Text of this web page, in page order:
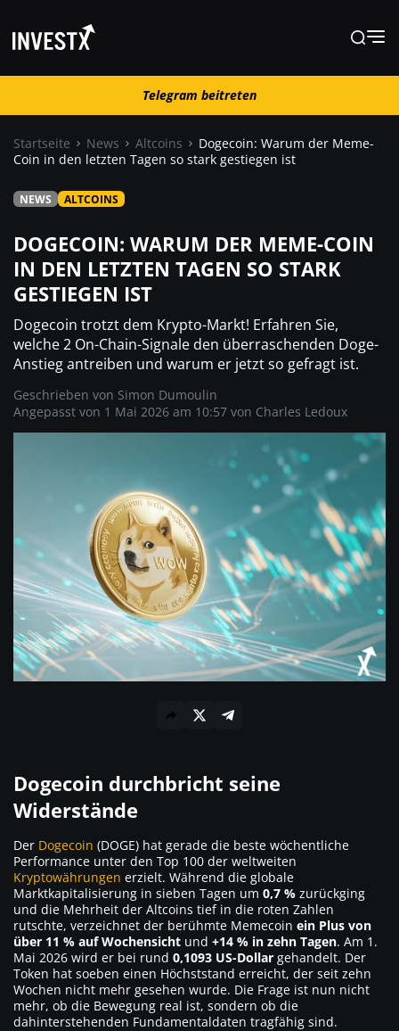
Telegram beitreten
Lernen
Trading
Wo kaufen ?
Casino
Telegram beitreten
Startseite News Altcoins
Dogecoin: Warum der Meme-
Coin in den letzten Tagen so stark gestiegen ist
NEWS ALTCOINS
DOGECOIN: WARUM DER MEME-COIN
IN DEN LETZTEN TAGEN SO STARK
GESTIEGEN IST
Dogecoin trotzt dem Krypto-Markt! Erfahren Sie,
welche 2 On-Chain-Signale den überraschenden Doge-
Anstieg antreiben und warum er jetzt so gefragt ist.
Geschrieben von Simon Dumoulin
Angepasst von 1 Mai 2026 am 10:57 von Charles Ledoux
Dogecoin durchbricht seine
Widerstände
Der Dogecoin (DOGE) hat gerade die beste wöchentliche
Performance unter den Top 100 der weltweiten
Kryptowährungen erzielt. Während die globale
Marktkapitalisierung in sieben Tagen um 0,7 % zurückging
und die Mehrheit der Altcoins tief in die roten Zahlen
rutschte, verzeichnet der berühmte Memecoin ein Plus von
über 11 % auf Wochensicht und +14 % in zehn Tagen. Am 1.
Mai 2026 wird er bei rund 0,1093 US-Dollar gehandelt. Der
Token hat soeben einen Höchststand erreicht, der seit zehn
Wochen nicht mehr gesehen wurde. Die Frage ist nun nicht
mehr, ob die Bewegung real ist, sondern ob die
dahinterstehenden Fundamentaldaten tragfähig sind.